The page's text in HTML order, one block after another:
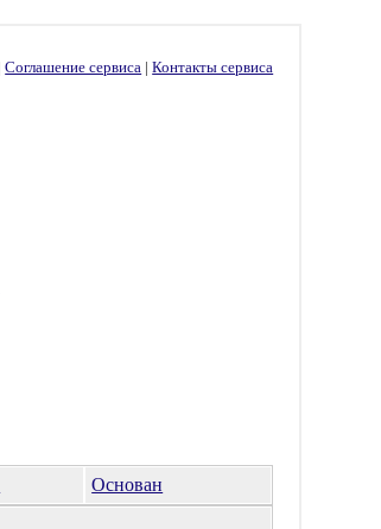
|Соглашение сервиса |Контакты сервиса
Основан